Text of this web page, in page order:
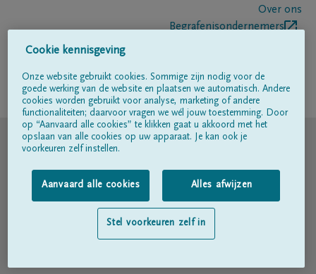
Over ons
Begrafenisondernemers
Volg ons op
© DELA
Gebruiksvoorwaarden
Privacyverklaring
Toegankelijkheidsverklaring
Cookie kennisgeving
Onze website gebruikt cookies. Sommige zijn nodig voor de
goede werking van de website en plaatsen we automatisch. Andere
cookies worden gebruikt voor analyse, marketing of andere
functionaliteiten; daarvoor vragen we wél jouw toestemming. Door
op “Aanvaard alle cookies” te klikken gaat u akkoord met het
opslaan van alle cookies op uw apparaat. Je kan ook je
voorkeuren zelf instellen.
Aanvaard alle cookies Alles afwijzen
Stel voorkeuren zelf in